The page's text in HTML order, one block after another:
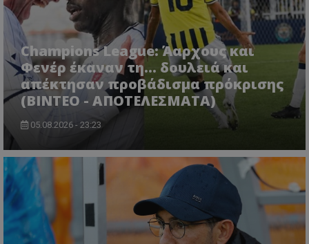
Champions League: Άαρχους και
Φενέρ έκαναν τη... δουλειά και
απέκτησαν προβάδισμα πρόκρισης
(ΒΙΝΤΕΟ - ΑΠΟΤΕΛΕΣΜΑΤΑ)
05.08.2026 - 23:23